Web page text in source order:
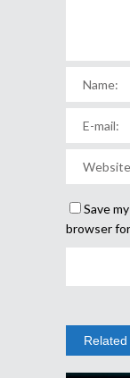
Save
browser